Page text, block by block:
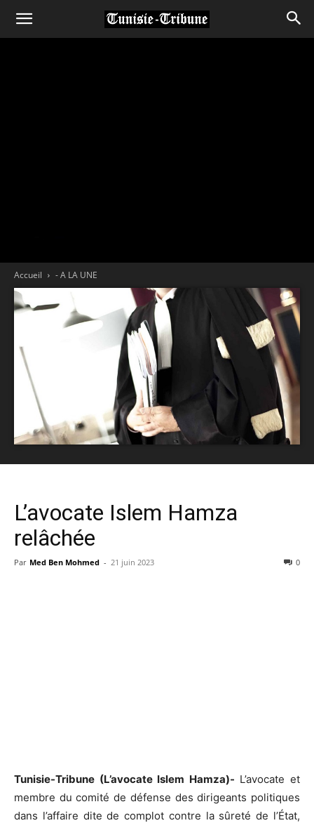
Accueil - A LA UNE
L’avocate Islem Hamza
relâchée
Par Med Ben Mohmed - 21 juin 2023 0
Tunisie-Tribune (L’avocate Islem Hamza)- L’avocate et
membre du comité de défense des dirigeants politiques
dans l’affaire dite de complot contre la sûreté de l’État,